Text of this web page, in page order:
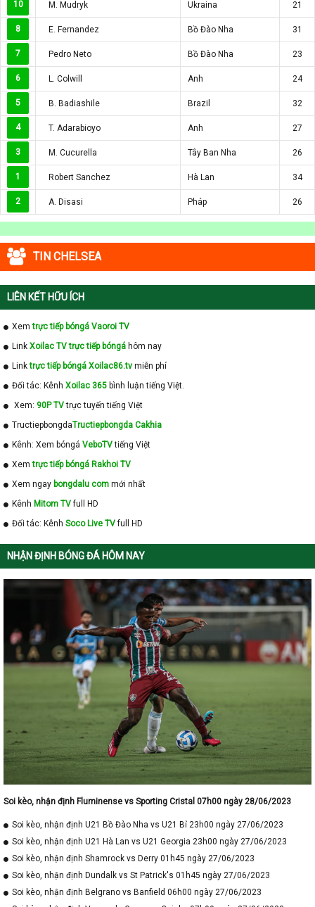
10 M. Mudryk Ukraina 21
8 E. Fernandez Bồ Đào Nha 31
7 Pedro Neto Bồ Đào Nha 23
6 L. Colwill Anh 24
5 B. Badiashile Brazil 32
4 T. Adarabioyo Anh 27
3 M. Cucurella Tây Ban Nha 26
1 Robert Sanchez Hà Lan 34
2 A. Disasi Pháp 26
TIN CHELSEA
LIÊN KẾT HỮU ÍCH
Xemtrực tiếp bóngá Vaoroi TV
Link Xoilac TV trực tiếp bóngá hôm nay
Linktrực tiếp bóngá Xoilac86.tv miễn phí
Đối tác: Kênh Xoilac 365 bình luận tiếng Việt.
Xem: 90P TVtrực tuyến tiếng Việt
TructiepbongdaTructiepbongda Cakhia
Kênh: Xem bóngá VeboTVtiếng Việt
Xemtrực tiếp bóngá Rakhoi TV
Xem ngay bongdalu com mới nhất
Kênh Mitom TVfull HD
Đối tác: Kênh Soco Live TVfull HD
NHẬN ĐỊNH BÓNG ĐÁ HÔM NAY
Soi kèo, nhận định Fluminense vs Sporting Cristal 07h00 ngày 28/06/2023
Soi kèo, nhận định U21 Bồ Đào Nha vs U21 Bỉ 23h00 ngày 27/06/2023
Soi kèo, nhận định U21 Hà Lan vs U21 Georgia 23h00 ngày 27/06/2023
Soi kèo, nhận định Shamrock vs Derry 01h45 ngày 27/06/2023
Soi kèo, nhận định Dundalk vs St Patrick's 01h45 ngày 27/06/2023
Soi kèo, nhận định Belgrano vs Banfield 06h00 ngày 27/06/2023